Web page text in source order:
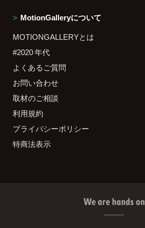
MotionGalleryについて
MOTIONGALLERYとは
#2020 年代
よくあるご質問
お問い合わせ
取材のご相談
利用規約
プライバシーポリシー
特商法表示
We are hands on